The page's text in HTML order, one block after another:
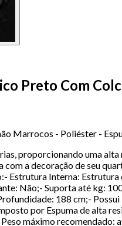
Preto Com
Marrocos - Poliéster -
proporcionando uma
a decoração de seu
Estrutura Interna:
Não;- Suporta até kg:
188 cm;-
por Espuma de alta
máximo